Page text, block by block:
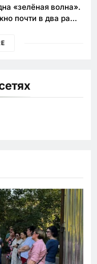
«зелёная волна».
почти в два раза